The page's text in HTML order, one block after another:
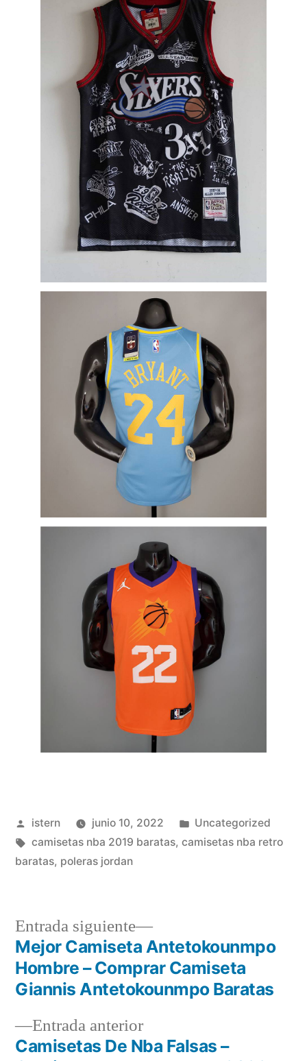
Publicado
por
istern junio 10, 2022
Publicado
en
Uncategorized
Etiquetas:
camisetas nba 2019 baratas, camisetas nba retro
baratas, poleras jordan
Navegación
de
entradas
Entrada anteriorEntrada
anterior:
Camisetas De Nba Falsas –
Entrada siguiente
Entrada
siguiente:
Mejor Camiseta Antetokounmpo
Hombre – Comprar Camiseta
Giannis Antetokounmpo Baratas